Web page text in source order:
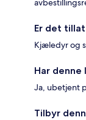
Er det
Kjæledyr og
Har denne
Ja, ubetjent
Tilbyr